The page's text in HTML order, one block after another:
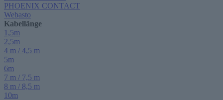
PHOENIX CONTACT
Webasto
Kabellänge
1,5m
2,5m
4 m / 4,5 m
5m
6m
7 m / 7,5 m
8 m / 8,5 m
10m